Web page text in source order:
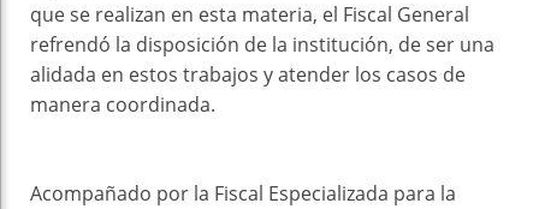
que se realizan en esta materia, el Fiscal General
refrendó la disposición de la institución, de ser una
alidada en estos trabajos y atender los casos de
manera coordinada.
Acompañado por la Fiscal Especializada para la